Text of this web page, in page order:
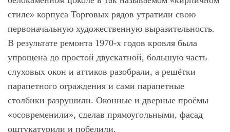
стиле» корпуса Торговых рядов утратили свою
первоначальную художественную выразительность.
В результате ремонта 1970-х годов кровля была
упрощена до простой двускатной, большую часть
слуховых окон и аттиков разобрали, а решётки
парапетного ограждения и сами парапетные
столбики разрушили. Оконные и дверные проёмы
«осовременили», сделав прямоугольными, фасад
оштукатурили и побелили.